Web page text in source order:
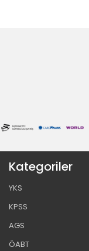
Kategoriler
YKS
KPSS
AGS
ÖABT